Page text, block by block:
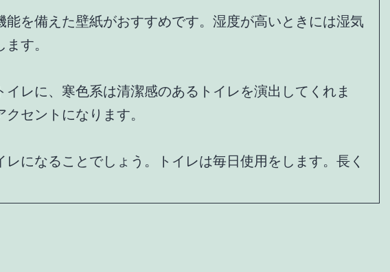
を備えた壁紙がおすすめです。湿度が高いときには湿気
す。
レに、寒色系は清潔感のあるトイレを演出してくれま
セントになります。
になることでしょう。トイレは毎日使用をします。長く